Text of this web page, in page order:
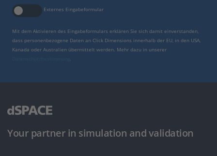
Externes Eingabeformular
Mit dem Aktivieren des Eingabeformulars erklären Sie sich damit einverstanden,
dass personenbezogene Daten an Click Dimensions innerhalb der EU, in den USA,
Kanada oder Australien übermittelt werden. Mehr dazu in unserer
Your partner in simulation and validation